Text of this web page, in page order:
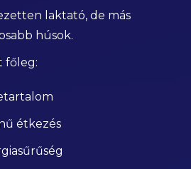
laktató, de más
húsok.
főleg:
étkezés